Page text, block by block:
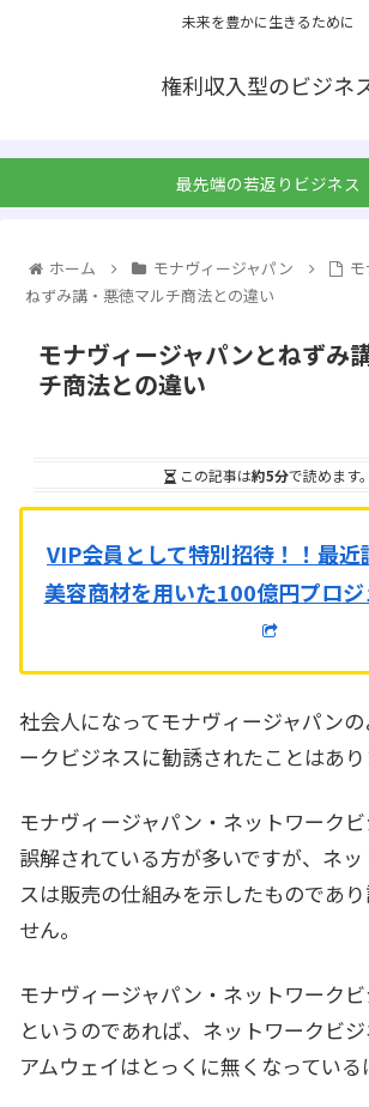
未来を豊かに生きるために
権利収入型のビジネ
最先端の若返りビジネス
ホーム モナヴィージャパン
ねずみ講・悪徳マルチ商法との違い
モナヴィージャパンとねずみ
チ商法との違い
この記事は約5分で読めます。
VIP会員として特別招待！！ 最近
美容商材を用いた100億円プロジ
社会人になってモナヴィージャパン
ークビジネスに勧誘されたことはあり
モナヴィージャパン・ネットワーク
誤解されている方が多いですが、ネ
スは販売の仕組みを示したものであ
せん。
モナヴィージャパン・ネットワーク
というのであれば、ネットワークビ
アムウェイはとっくに無くなっている